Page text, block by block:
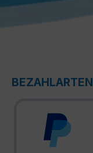
BEZAHLARTEN